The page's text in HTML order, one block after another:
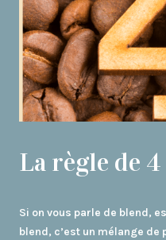
La règle de 4
Si on vous parle de blend,
blend, c’est un mélange